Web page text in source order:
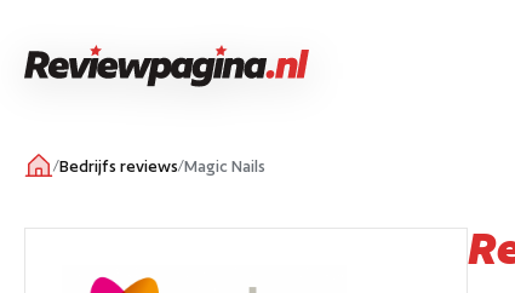
/Bedrijfs reviews/Magic Nails